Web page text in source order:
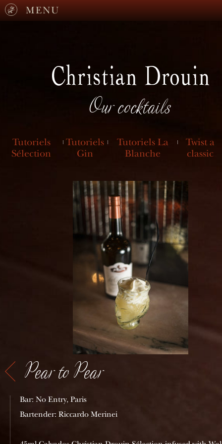
MENU
Our cocktails
Tutoriels
Sélection
Tutoriels
Gin
Tutoriels La
Blanche
Twist a
classic
Pear to Pear
Bar: No Entry, Paris
Bartender: Riccardo Merinei